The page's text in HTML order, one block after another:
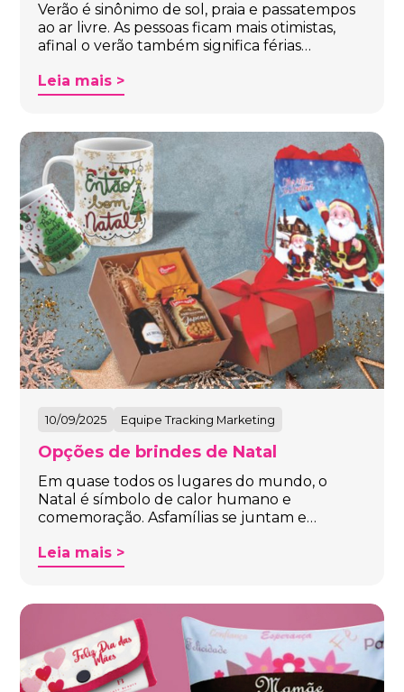
Verão é sinônimo de sol, praia e passatempos
ao ar livre. As pessoas ficam mais otimistas,
afinal o verão também significa férias…
Leia mais >
10/09/2025 Equipe Tracking Marketing
Opções de brindes de Natal
Em quase todos os lugares do mundo, o
Natal é símbolo de calor humano e
comemoração. Asfamílias se juntam e…
Leia mais >